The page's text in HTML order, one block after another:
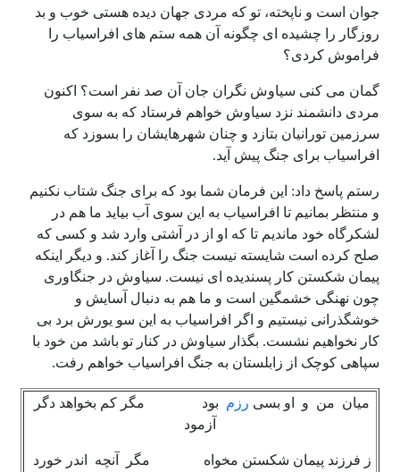
جوان است و ناپخته، تو که مردی جهان دیده هستی خوب و بد
روزگار را چشیده ای چگونه آن همه ستم های افراسیاب را
فراموش کردی؟
گمان می کنی سیاوش نگران جان آن صد نفر است؟ اکنون
مردی دانشمند نزد سیاوش خواهم فرستاد که به سوی
سرزمین تورانیان بتازد و چنان شهرهایشان را بسوزد که
افراسیاب برای جنگ پیش آید.
رستم پاسخ داد: این فرمان شما بود که برای جنگ شتاب نکنیم
و منتظر بمانیم تا افراسیاب به این سوی آب بیاید ما هم در
لشکرگاه خود ماندیم تا که او از در آشتی وارد شد و کسی که
صلح کرده است شایسته نیست جنگ را آغاز کند. و دیگر اینکه
پیمان شکستن کار پسندیده ای نیست. سیاوش در جنگاوری
چون نهنگی خشمگین است و ما هم به دنبال آسایش و
خوشگذرانی نیستیم و اگر افراسیاب به این سو یورش برد بی
کار نخواهیم نشست. بگذار سیاوش در کنار تو باشد من خود با
سپاهی کوچک از زابلستان به جنگ افراسیاب خواهم رفت.
میان من و او بسی رزم بود مگر کم بخواهد دگر
آزمود
ز فرزند پیمان شکستن مخواه مگر آنچه اندر خورد